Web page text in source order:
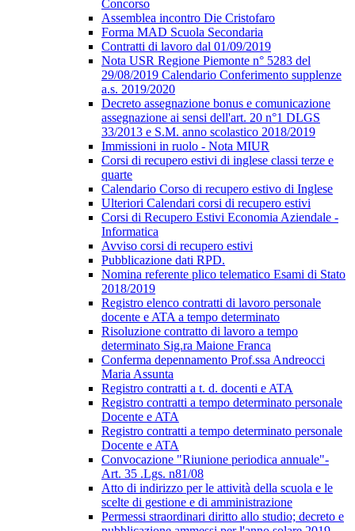
Concorso
Assemblea incontro Die Cristofaro
Forma MAD Scuola Secondaria
Contratti di lavoro dal 01/09/2019
Nota USR Regione Piemonte n° 5283 del
29/08/2019 Calendario Conferimento supplenze
a.s. 2019/2020
Decreto assegnazione bonus e comunicazione
assegnazione ai sensi dell'art. 20 n°1 DLGS
33/2013 e S.M. anno scolastico 2018/2019
Immissioni in ruolo - Nota MIUR
Corsi di recupero estivi di inglese classi terze e
quarte
Calendario Corso di recupero estivo di Inglese
Ulteriori Calendari corsi di recupero estivi
Corsi di Recupero Estivi Economia Aziendale -
Informatica
Avviso corsi di recupero estivi
Pubblicazione dati RPD.
Nomina referente plico telematico Esami di Stato
2018/2019
Registro elenco contratti di lavoro personale
docente e ATA a tempo determinato
Risoluzione contratto di lavoro a tempo
determinato Sig.ra Maione Franca
Conferma depennamento Prof.ssa Andreocci
Maria Assunta
Registro contratti a t. d. docenti e ATA
Registro contratti a tempo determinato personale
Docente e ATA
Registro contratti a tempo determinato personale
Docente e ATA
Convocazione "Riunione periodica annuale"-
Art. 35 .Lgs. n81/08
Atto di indirizzo per le attività della scuola e le
scelte di gestione e di amministrazione
Permessi straordinari diritto allo studio; decreto e